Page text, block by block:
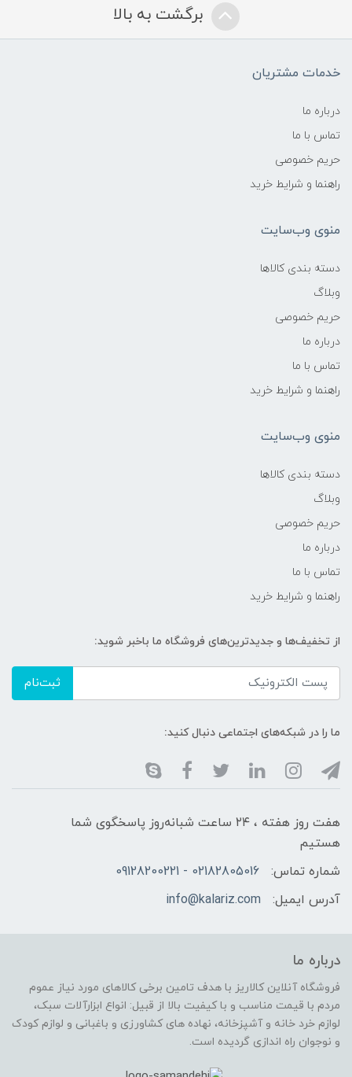
برگشت به بالا
خدمات مشتریان
درباره ما
تماس با ما
حریم خصوصی
راهنما و شرایط خرید
منوی وب‌سایت
دسته بندی کالاها
وبلاگ
حریم خصوصی
درباره ما
تماس با ما
راهنما و شرایط خرید
منوی وب‌سایت
دسته بندی کالاها
وبلاگ
حریم خصوصی
درباره ما
تماس با ما
راهنما و شرایط خرید
از تخفیف‌ها و جدیدترین‌های فروشگاه ما باخبر شوید:
ثبت‌نام
ما را در شبکه‌های اجتماعی دنبال کنید:
هفت روز هفته ، ۲۴ ساعت شبانه‌روز پاسخگوی شما
هستیم
شماره تماس:
02182805016 - 09128200221
آدرس ایمیل:
info@kalariz.com
درباره ما
فروشگاه آنلاین کالاریز با هدف تامین برخی کالاهای مورد نیاز عموم
مردم با قیمت مناسب و با کیفیت بالا از قبیل: انواع ابزارآلات سبک،
لوازم خرد خانه و آشپزخانه، نهاده های کشاورزی و باغبانی و لوازم کودک
و نوجوان راه اندازی گردیده است.